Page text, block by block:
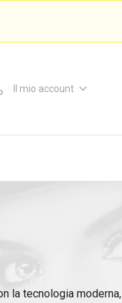
Il mio account
la tecnologia moderna,